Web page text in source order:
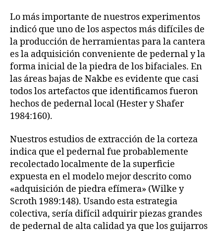
Lo más importante de nuestros experimentos
indicó que uno de los aspectos más difíciles de
la producción de herramientas para la cantera
es la adquisición conveniente de pedernal y la
forma inicial de la piedra de los bifaciales. En
las áreas bajas de Nakbe es evidente que casi
todos los artefactos que identificamos fueron
hechos de pedernal local (Hester y Shafer
1984:160).
Nuestros estudios de extracción de la corteza
indica que el pedernal fue probablemente
recolectado localmente de la superficie
expuesta en el modelo mejor descrito como
«adquisición de piedra efímera» (Wilke y
Scroth 1989:148). Usando esta estrategia
colectiva, sería difícil adquirir piezas grandes
de pedernal de alta calidad ya que los guijarros